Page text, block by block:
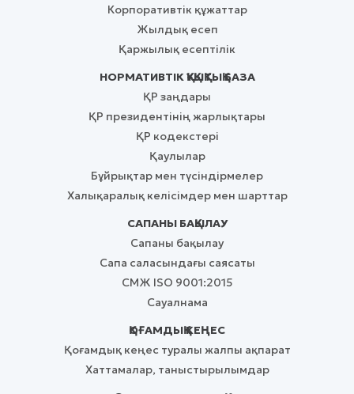
Корпоративтік құжаттар
Жылдық есеп
Қаржылық есептілік
НОРМАТИВТІК ҚҰҚЫҚТЫҚ БАЗА
ҚР заңдары
ҚР президентінің жарлықтары
ҚР кодекстері
Қаулылар
Бұйрықтар мен түсіндірмелер
Халықаралық келісімдер мен шарттар
САПАНЫ БАҚЫЛАУ
Сапаны бақылау
Сапа саласындағы саясаты
СМЖ ISO 9001:2015
Сауалнама
ҚОҒАМДЫҚ КЕҢЕС
Қоғамдық кеңес туралы жалпы ақпарат
Хаттамалар, таныстырылымдар